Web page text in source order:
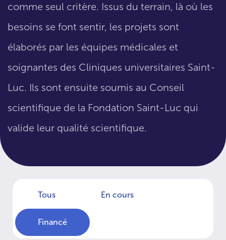
comme seul critère. Issus du terrain, là où les
besoins se font sentir, les projets sont
élaborés par les équipes médicales et
soignantes des Cliniques universitaires Saint-
Luc. Ils sont ensuite soumis au Conseil
scientifique de la Fondation Saint-Luc qui
valide leur qualité scientifique.
Tous En cours
Financé